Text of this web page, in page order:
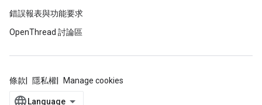
錯誤報表與功能要求
OpenThread 討論區
條款 隱私權 Manage cookies